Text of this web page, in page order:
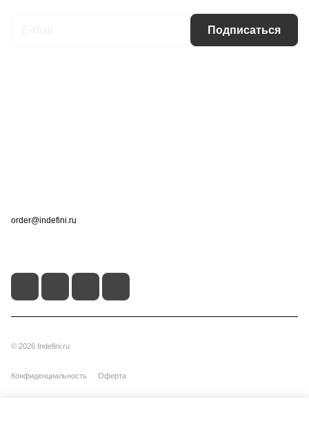
Подписаться
order@indefini.ru
© 2026 Indefini.ru
Конфиденциальность Оферта